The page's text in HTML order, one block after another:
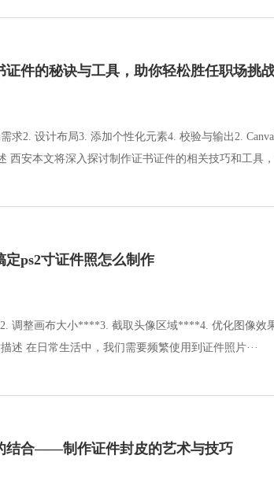
证件的秘诀与工具，助你轻松胜任职场挑
求2. 设计布局3. 添加个性化元素4. 校验与输出2.
西安本文将深入探讨制作证书证件的相关技巧和工具，
ps2寸证件照怎么制作
调整画布大小****3. 截取头像区域****4. 优化图像效
在日常生活中，我们需要频繁使用到证件照片···
结合——制作证件封皮的艺术与技巧